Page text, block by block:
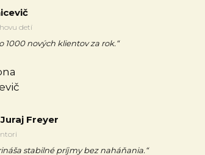
detí
1000 nových klientov za rok.“
Freyer
stabilné príjmy bez naháňania.“